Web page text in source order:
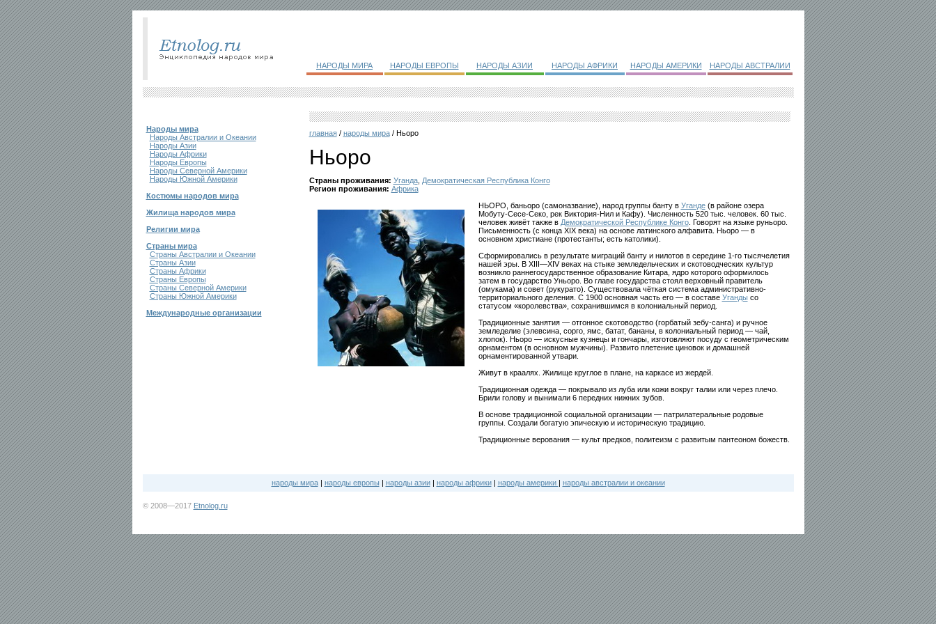
НАРОДЫ МИРА НАРОДЫ ЕВРОПЫ НАРОДЫ АЗИИ НАРОДЫ АФРИКИ НАРОДЫ АМЕРИКИ НАРОДЫ АВСТРАЛИИ
Народы мира
Народы Австралии и Океании
Народы Азии
Народы Африки
Народы Европы
Народы Северной Америки
Народы Южной Америки
Костюмы народов мира
Жилища народов мира
Религии мира
Страны мира
Страны Австралии и Океании
Страны Азии
Страны Африки
Страны Европы
Страны Северной Америки
Страны Южной Америки
Международные организации
главная/ народы мира/ Ньоро
Ньоро
Страны проживания: Уганда, Демократическая Республика Конго
Регион проживания: Африка
НЬОРО, баньоро (самоназвание), народ группы банту в Уганде(в районе озера
Мобуту-Сесе-Секо, рек Виктория-Нил и Кафу). Численность 520 тыс. человек. 60 тыс.
человек живёт также в Демократической Республике Конго. Говорят на языке руньоро.
Письменность (с конца XIX века) на основе латинского алфавита. Ньоро — в
основном христиане (протестанты; есть католики).
Сформировались в результате миграций банту и нилотов в середине 1-го тысячелетия
нашей эры. В XIII—XIV веках на стыке земледельческих и скотоводческих культур
возникло раннегосударственное образование Китара, ядро которого оформилось
затем в государство Уньоро. Во главе государства стоял верховный правитель
(омукама) и совет (рукурато). Существовала чёткая система административно-
территориального деления. С 1900 основная часть его — в составе Угандысо
статусом «королевства», сохранившимся в колониальный период.
Традиционные занятия — отгонное скотоводство (горбатый зебу-санга) и ручное
земледелие (элевсина, сорго, ямс, батат, бананы, в колониальный период — чай,
хлопок). Ньоро — искусные кузнецы и гончары, изготовляют посуду с геометрическим
орнаментом (в основном мужчины). Развито плетение циновок и домашней
орнаментированной утвари.
Живут в краалях. Жилище круглое в плане, на каркасе из жердей.
Традиционная одежда — покрывало из луба или кожи вокруг талии или через плечо.
Брили голову и вынимали 6 передних нижних зубов.
В основе традиционной социальной организации — патрилатеральные родовые
группы. Создали богатую эпическую и историческую традицию.
Традиционные верования — культ предков, политеизм с развитым пантеоном божеств.
народы мира| народы европы | народы азии| народы африки| народы америки | народы австралии и океании
© 2008—2017 Etnolog.ru